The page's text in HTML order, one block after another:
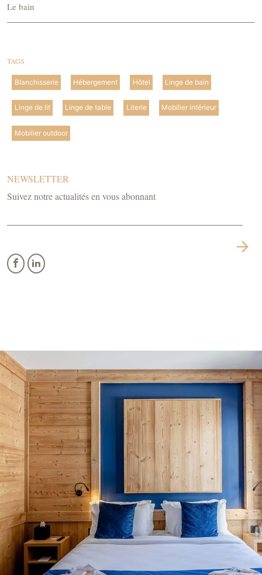
Le bain
TAGS
Blanchisserie Hébergement Hôtel Linge de bain
Linge de lit Linge de table Literie Mobilier intérieur
Mobilier outdoor
NEWSLETTER
Suivez notre actualités en vous abonnant